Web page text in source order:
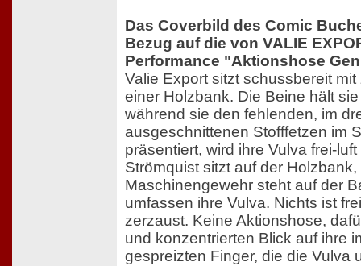
Das Coverbild des Comic
Bezug auf die von VALIE
Performance "Aktionshose
Valie Export sitzt schussbereit
einer Holzbank. Die Beine hält
während sie den fehlenden, im
ausgeschnittenen Stofffetzen im
präsentiert, wird ihre Vulva frei-
Strömquist sitzt auf der Holzbank,
Maschinengewehr steht auf der
umfassen ihre Vulva. Nichts ist
zerzaust. Keine Aktionshose,
und konzentrierten Blick auf ihre
gespreizten Finger, die die Vulva